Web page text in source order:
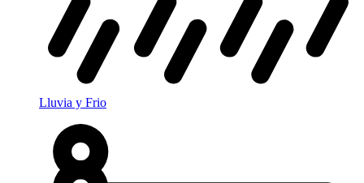
Lluvia y Frio